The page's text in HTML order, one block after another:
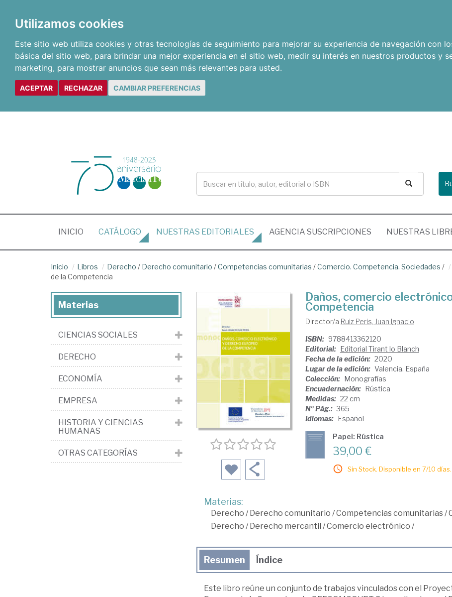
Utilizamos cookies
Este sitio web utiliza cookies y otras tecnologías de seguimiento para mejorar su experiencia de navegación con
básica del sitio web, para brindar una mejor experiencia en el sitio web, medir su interés en nuestros productos y
marketing, para mostrar anuncios que sean más relevantes para usted.
ACEPTAR RECHAZAR CAMBIAR PREFERENCIAS
INICIO (CURRENT)
CATÁLOGO NUESTRAS EDITORIALES AGENCIA SUSCRIPCIONES NUESTRAS
Inicio Libros Derecho / Derecho comunitario /Competencias comunitarias /Comercio. Competencia. Sociedades /
de la Competencia
Daños, comercio
Competencia
Director/a Ruiz Peris, Juan Ignacio
ISBN: 9788413362120
Editorial: Editorial Tirant lo Blanch
Fecha de la edición: 2020
Lugar de la edición: Valencia. España
Colección: Monografías
Encuadernación: Rústica
Medidas: 22 cm
Nº Pág.: 365
Idiomas: Español
Papel: Rústica
39,00 €
Sin Stock. Disponible en 7/10 días.
Materias:
Derecho /Derecho comunitario /Competencias comunitarias/
Derecho /Derecho mercantil /Comercio electrónico /
Resumen Índice
Este libro reúne un conjunto de trabajos vinculados con el
Materias
CIENCIAS SOCIALES
DERECHO
ECONOMÍA
EMPRESA
HISTORIA Y CIENCIAS
HUMANAS
OTRAS CATEGORÍAS